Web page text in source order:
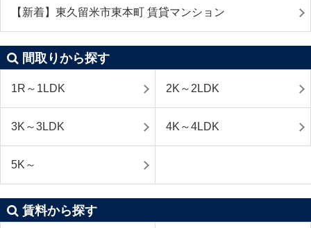
【新着】東久留米市東本町 賃貸マンション
間取りから探す
1R～1LDK 2K～2LDK
3K～3LDK 4K～4LDK
5K～
賃料から探す